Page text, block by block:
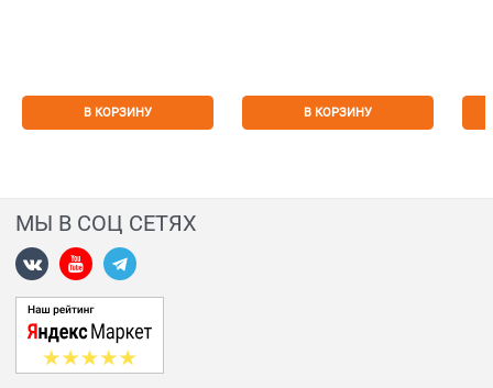
В КОРЗИНУ В КОРЗИНУ
МЫ В СОЦ СЕТЯХ